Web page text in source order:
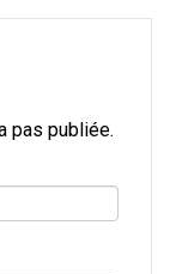
pas publiée.